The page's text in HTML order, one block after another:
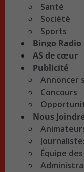
Santé
Société
Sports
Bingo Radio
AS de cœur
Publicité
Annoncer
Concours
Nous
Équipe